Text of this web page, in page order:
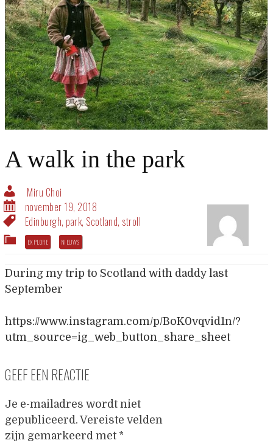
A walk in the park
Miru Choi
november 19, 2018
Edinburgh, park, Scotland, stroll
EXPLORE NIEUWS
During my trip to Scotland with daddy last
September
https://www.instagram.com/p/BoK0vqvid1n/?
utm_source=ig_web_button_share_sheet
GEEF EEN REACTIE
Je e-mailadres wordt niet
gepubliceerd. Vereiste velden
zijn gemarkeerd met *